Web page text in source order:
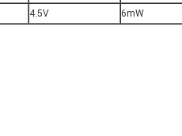
4.5V 6mW